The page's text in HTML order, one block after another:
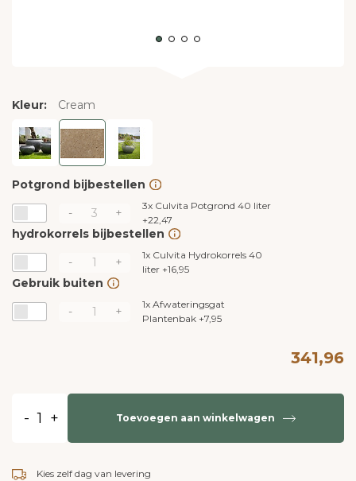
Kleur: Cream
Potgrond bijbestellen
-
+ 3x Culvita Potgrond 40 liter
+22,47
hydrokorrels bijbestellen
-
+ 1x Culvita Hydrokorrels 40
liter +16,95
Gebruik buiten
-
+ 1x Afwateringsgat
Plantenbak +7,95
341,96
- + Toevoegen aan winkelwagen
Kies zelf dag van levering